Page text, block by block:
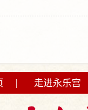
走进永乐宫